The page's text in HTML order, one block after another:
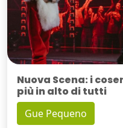
Nuova Scena: i
più in alto di tutti
Gue Pequeno